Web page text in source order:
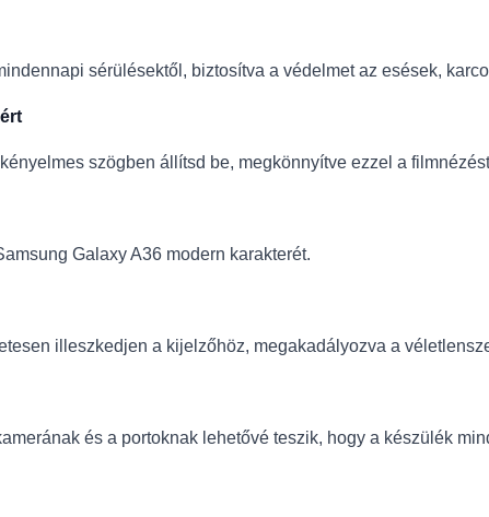
sérülésektől, biztosítva a védelmet az esések,
szögben állítsd be, megkönnyítve ezzel a
Galaxy A36 modern karakterét.
illeszkedjen a kijelzőhöz, megakadályozva a
és a portoknak lehetővé teszik, hogy a készülék